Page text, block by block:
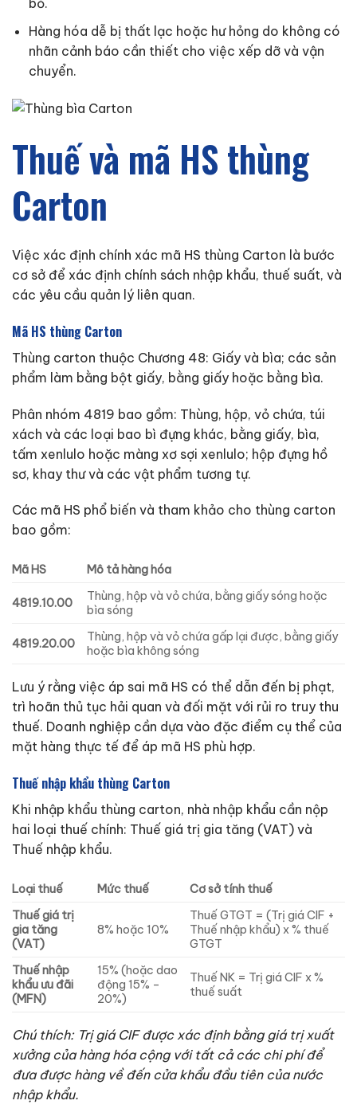
bỏ.
Hàng hóa dễ bị thất lạc hoặc hư hỏng do không có
nhãn cảnh báo cần thiết cho việc xếp dỡ và vận
chuyển.
Thuế và mã HS thùng
Carton
Việc xác định chính xác mã HS thùng Carton là bước
cơ sở để xác định chính sách nhập khẩu, thuế suất, và
các yêu cầu quản lý liên quan.
Mã HS thùng Carton
Thùng carton thuộc Chương 48: Giấy và bìa; các sản
phẩm làm bằng bột giấy, bằng giấy hoặc bằng bìa.
Phân nhóm 4819 bao gồm: Thùng, hộp, vỏ chứa, túi
xách và các loại bao bì đựng khác, bằng giấy, bìa,
tấm xenlulo hoặc màng xơ sợi xenlulo; hộp đựng hồ
sơ, khay thư và các vật phẩm tương tự.
Các mã HS phổ biến và tham khảo cho thùng carton
bao gồm:
Mã HS Mô tả hàng hóa
4819.10.00
Thùng, hộp và vỏ chứa, bằng giấy sóng hoặc
bìa sóng
4819.20.00
Thùng, hộp và vỏ chứa gấp lại được, bằng giấy
hoặc bìa không sóng
Lưu ý rằng việc áp sai mã HS có thể dẫn đến bị phạt,
trì hoãn thủ tục hải quan và đối mặt với rủi ro truy thu
thuế. Doanh nghiệp cần dựa vào đặc điểm cụ thể của
mặt hàng thực tế để áp mã HS phù hợp.
Thuế nhập khẩu thùng Carton
Khi nhập khẩu thùng carton, nhà nhập khẩu cần nộp
hai loại thuế chính: Thuế giá trị gia tăng (VAT) và
Thuế nhập khẩu.
Loại thuế Mức thuế
Cơ sở tính thuế
Thuế giá trị
gia tăng
(VAT)
8% hoặc 10%
Thuế GTGT = (Trị giá CIF +
Thuế nhập khẩu) x % thuế
GTGT
Thuế nhập
khẩu ưu đãi
(MFN)
15% (hoặc dao
động 15% –
20%)
Thuế NK = Trị giá CIF x %
thuế suất
Chú thích: Trị giá CIF được xác định bằng giá trị xuất
xưởng của hàng hóa cộng với tất cả các chi phí để
đưa được hàng về đến cửa khẩu đầu tiên của nước
nhập khẩu.